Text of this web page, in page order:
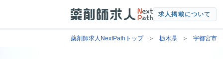
求人掲載について
薬剤師求人NextPathトップ 栃木県 宇都宮市